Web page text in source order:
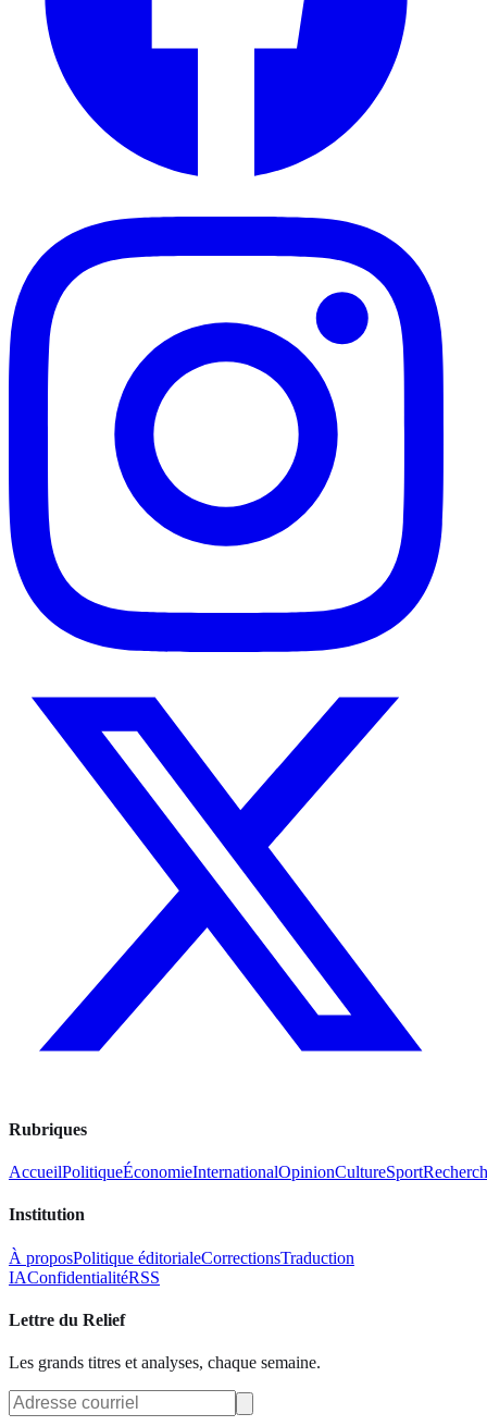
Rubriques
AccueilPolitiqueÉconomieInternationalOpinionCultureSport
Institution
À proposPolitique éditorialeCorrectionsTraduction
IAConfidentialitéRSS
Lettre du Relief
Les grands titres et analyses, chaque semaine.